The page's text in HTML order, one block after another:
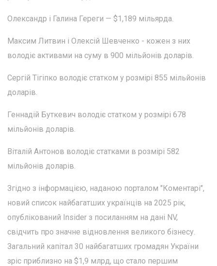
Олександр і Галина Гереги — $1,189 мільярда.
Максим Литвин і Олексій Шевченко - кожен з них
володіє активами на суму в 900 мільйонів доларів.
Сергій Тігіпко володіє статком у розмірі 855 мільйонів
доларів.
Геннадій Буткевич володіє статком у розмірі 678
мільйонів доларів.
Віталій Антонов володіє статками в розмірі 582
мільйонів доларів.
Згідно з інформацією, наданою порталом "Коментарі",
новий список найбагатших українців на 2025 рік,
опублікований Insider з посиланням на дані NV,
свідчить про значне відновлення великого бізнесу.
Загальний капітал 30 найбагатших громадян України
зріс приблизно на $1,9 млрд, що стало першим